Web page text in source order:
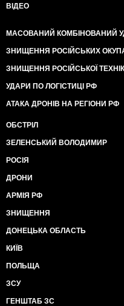
ВІДЕО
МАСОВАНИЙ КОМБІНОВАНИЙ
ЗНИЩЕННЯ РОСІЙСЬКИХ
ЗНИЩЕННЯ РОСІЙСЬКОЇ
УДАРИ ПО ЛОГІСТИЦІ РФ
АТАКА ДРОНІВ НА РЕГІОНИ РФ
ОБСТРІЛ
ЗЕЛЕНСЬКИЙ ВОЛОДИМИР
РОСІЯ
ДРОНИ
АРМІЯ РФ
ЗНИЩЕННЯ
ДОНЕЦЬКА ОБЛАСТЬ
КИЇВ
ПОЛЬЩА
ЗСУ
ГЕНШТАБ ЗС